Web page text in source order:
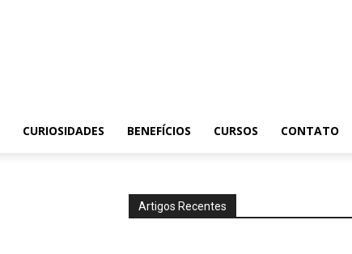
CURIOSIDADES BENEFÍCIOS CURSOS CONTATO
Artigos Recentes